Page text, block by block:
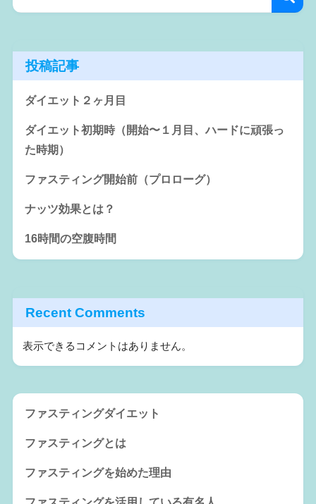
投稿記事
ダイエット２ヶ月目
ダイエット初期時（開始〜１月目、ハードに頑張っ
た時期）
ファスティング開始前（プロローグ）
ナッツ効果とは？
16時間の空腹時間
Recent Comments
表示できるコメントはありません。
ファスティングダイエット
ファスティングとは
ファスティングを始めた理由